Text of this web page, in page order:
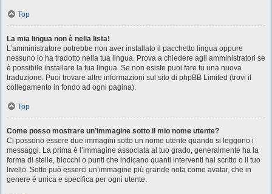
Top
La mia lingua non è nella lista!
L’amministratore potrebbe non aver installato il pacchetto lingua oppure
nessuno lo ha tradotto nella tua lingua. Prova a chiedere agli amministratori se
è possibile installare la tua lingua. Se non esiste puoi fare tu una nuova
traduzione. Puoi trovare altre informazioni sul sito di phpBB Limited (trovi il
collegamento in fondo ad ogni pagina).
Top
Come posso mostrare un’immagine sotto il mio nome utente?
Ci possono essere due immagini sotto un nome utente quando si leggono i
messaggi. La prima è l’immagine associata al tuo grado, generalmente ha la
forma di stelle, blocchi o punti che indicano quanti interventi hai scritto o il tuo
livello. Sotto può esserci un’immagine più grande nota come avatar, che in
genere è unica e specifica per ogni utente.